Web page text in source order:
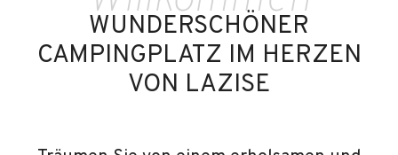
WUNDERSCHÖNER
CAMPINGPLATZ IM HERZEN
VON LAZISE